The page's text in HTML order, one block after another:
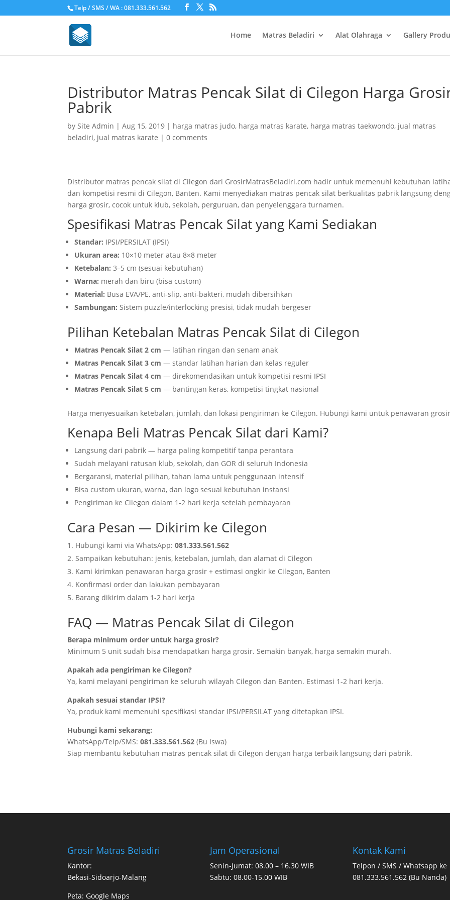
Telp / SMS / WA : 081.333.561.562
Home Matras Beladiri Alat Olahraga Gallery
Distributor Matras Pencak Silat di Cilegon Harga
Pabrik
bySite Admin |Aug 15, 2019 | harga matras judo, harga matras karate, harga matras taekwondo, jual matras
beladiri, jual matras karate |0 comments
Distributor matras pencak silat di Cilegon dari GrosirMatrasBeladiri.com hadir untuk memenuhi kebutuhan
dan kompetisi resmi di Cilegon, Banten. Kami menyediakan matras pencak silat berkualitas pabrik langsung
harga grosir, cocok untuk klub, sekolah, perguruan, dan penyelenggara turnamen.
Spesifikasi Matras Pencak Silat yang Kami Sediakan
Standar: IPSI/PERSILAT (IPSI)
Ukuran area: 10×10 meter atau 8×8 meter
Ketebalan: 3–5 cm (sesuai kebutuhan)
Warna: merah dan biru (bisa custom)
Material: Busa EVA/PE, anti-slip, anti-bakteri, mudah dibersihkan
Sambungan: Sistem puzzle/interlocking presisi, tidak mudah bergeser
Pilihan Ketebalan Matras Pencak Silat di Cilegon
Matras Pencak Silat 2 cm — latihan ringan dan senam anak
Matras Pencak Silat 3 cm — standar latihan harian dan kelas reguler
Matras Pencak Silat 4 cm — direkomendasikan untuk kompetisi resmi IPSI
Matras Pencak Silat 5 cm — bantingan keras, kompetisi tingkat nasional
Harga menyesuaikan ketebalan, jumlah, dan lokasi pengiriman ke Cilegon. Hubungi kami untuk penawaran
Kenapa Beli Matras Pencak Silat dari Kami?
Langsung dari pabrik — harga paling kompetitif tanpa perantara
Sudah melayani ratusan klub, sekolah, dan GOR di seluruh Indonesia
Bergaransi, material pilihan, tahan lama untuk penggunaan intensif
Bisa custom ukuran, warna, dan logo sesuai kebutuhan instansi
Pengiriman ke Cilegon dalam 1-2 hari kerja setelah pembayaran
Cara Pesan — Dikirim ke Cilegon
Hubungi kami via WhatsApp:081.333.561.562
Sampaikan kebutuhan: jenis, ketebalan, jumlah, dan alamat di Cilegon
Kami kirimkan penawaran harga grosir + estimasi ongkir ke Cilegon, Banten
Konfirmasi order dan lakukan pembayaran
Barang dikirim dalam 1-2 hari kerja
FAQ — Matras Pencak Silat di Cilegon
Berapa minimum order untuk harga grosir?
Minimum 5 unit sudah bisa mendapatkan harga grosir. Semakin banyak, harga semakin murah.
Apakah ada pengiriman ke Cilegon?
Ya, kami melayani pengiriman ke seluruh wilayah Cilegon dan Banten. Estimasi 1-2 hari kerja.
Apakah sesuai standar IPSI?
Ya, produk kami memenuhi spesifikasi standar IPSI/PERSILAT yang ditetapkan IPSI.
Hubungi kami sekarang:
WhatsApp/Telp/SMS:081.333.561.562 (Bu Iswa)
Siap membantu kebutuhan matras pencak silat di Cilegon dengan harga terbaik langsung dari pabrik.
Grosir Matras Beladiri
Kantor:
Bekasi-Sidoarjo-Malang
Peta:Google Maps
Jam Operasional
Senin-Jumat: 08.00 – 16.30 WIB
Sabtu: 08.00-15.00 WIB
Kontak Kami
Telpon / SMS / Whatsapp ke
081.333.561.562 (Bu Nanda)